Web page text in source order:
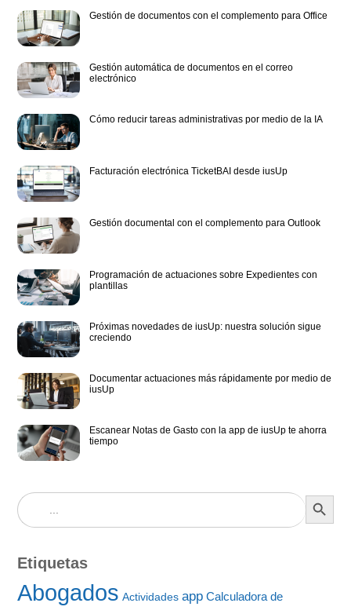
Gestión de documentos con el complemento para Office
Gestión automática de documentos en el correo
electrónico
Cómo reducir tareas administrativas por medio de la IA
Facturación electrónica TicketBAI desde iusUp
Gestión documental con el complemento para Outlook
Programación de actuaciones sobre Expedientes con
plantillas
Próximas novedades de iusUp: nuestra solución sigue
creciendo
Documentar actuaciones más rápidamente por medio de
iusUp
Escanear Notas de Gasto con la app de iusUp te ahorra
tiempo
Buscar: BOTÓN DE
Etiquetas
Abogados Actividades app Calculadora de